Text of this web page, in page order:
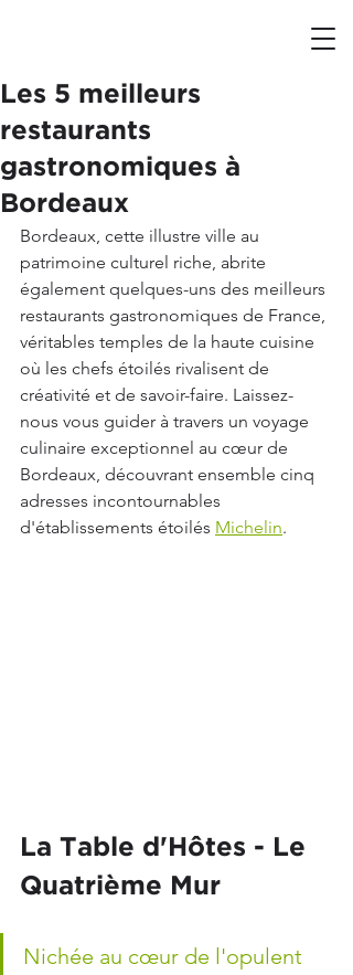
Les 5 meilleurs
restaurants
gastronomiques à
Bordeaux
Bordeaux, cette illustre ville au
patrimoine culturel riche, abrite
également quelques-uns des meilleurs
restaurants gastronomiques de France,
véritables temples de la haute cuisine
où les chefs étoilés rivalisent de
créativité et de savoir-faire. Laissez-
nous vous guider à travers un voyage
culinaire exceptionnel au cœur de
Bordeaux, découvrant ensemble cinq
adresses incontournables
d'établissements étoilés Michelin.
La Table d'Hôtes - Le
Quatrième Mur
Nichée au cœur de l'opulent